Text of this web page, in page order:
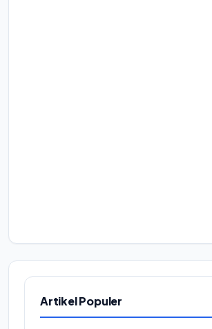
Artikel Populer